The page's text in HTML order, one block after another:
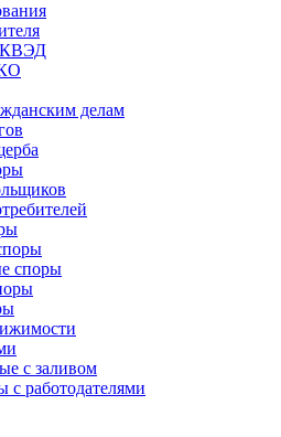
делам
споры
с заливом
с работодателями